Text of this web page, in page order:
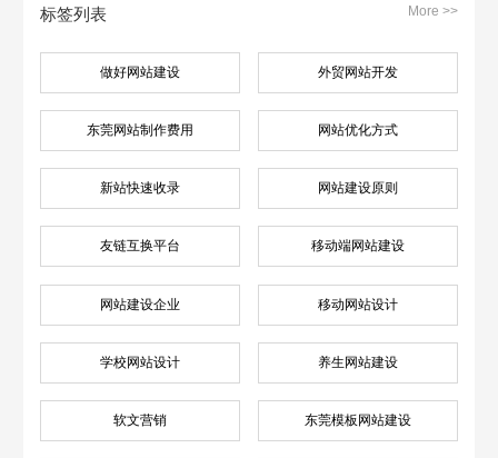
标签列表 More >>
做好网站建设 外贸网站开发
东莞网站制作费用 网站优化方式
新站快速收录 网站建设原则
友链互换平台 移动端网站建设
网站建设企业 移动网站设计
学校网站设计 养生网站建设
软文营销 东莞模板网站建设